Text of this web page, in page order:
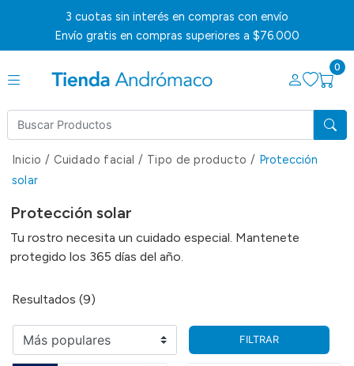
3 cuotas sin interés en compras con envío
Envío gratis en compras superiores a $76.000
0
Inicio /Cuidado facial / Tipo de producto / Protección
solar
Protección solar
Tu rostro necesita un cuidado especial. Mantenete
protegido los 365 días del año.
Resultados (9)
FILTRAR